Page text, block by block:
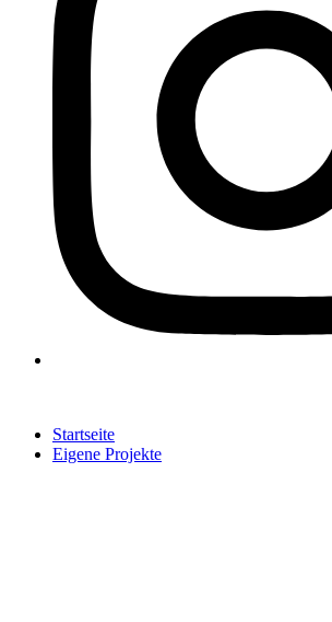
Startseite
Eigene Projekte